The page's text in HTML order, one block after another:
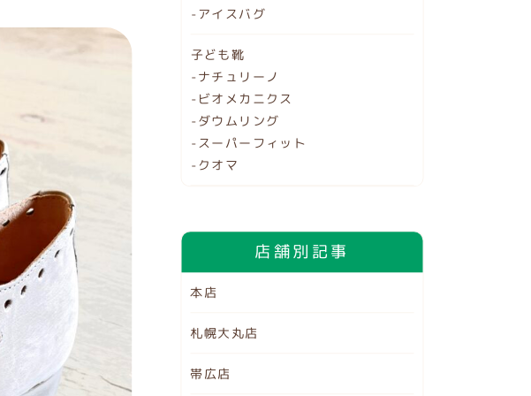
-アイスバグ
子ども靴
-ナチュリーノ
-ビオメカニクス
-ダウムリング
-スーパーフィット
-クオマ
店舗別記事
本店
札幌大丸店
帯広店